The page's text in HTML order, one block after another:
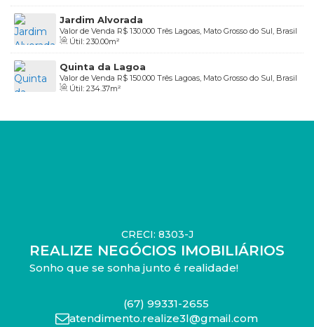
Jardim Alvorada
R$ 130.000
Valor de Venda
Três Lagoas, Mato Grosso do Sul, Brasil
Útil: 230.00m²
Quinta da Lagoa
R$ 150.000
Valor de Venda
Três Lagoas, Mato Grosso do Sul, Brasil
Útil: 234.37m²
CRECI: 8303-J
REALIZE NEGÓCIOS IMOBILIÁRIOS
Sonho que se sonha junto é realidade!
(67) 99331-2655
atendimento.realize3l@gmail.com